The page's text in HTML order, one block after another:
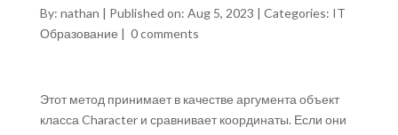
By: nathan | Published on: Aug 5, 2023 | Categories: IT
Образование | 0 comments
Этот метод принимает в качестве аргумента объект
класса Character и сравнивает координаты. Если они